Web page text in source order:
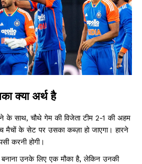
क्या अर्थ है
के साथ, चौथे गेम की विजेता टीम 2-1 की अहम
मैचों के सेट पर उसका कब्ज़ा हो जाएगा। हारने
करनी होगी।
उनके लिए एक मौका है, लेकिन उनकी